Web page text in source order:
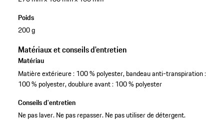
Poids
200 g
Matériaux et conseils d'entretien
Matériau
Matière extérieure : 100 % polyester, bandeau anti-transpiration :
100 % polyester, doublure avant : 100 % polyester
Conseils d'entretien
Ne pas laver. Ne pas repasser. Ne pas utiliser de détergent.